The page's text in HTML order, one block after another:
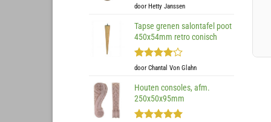
Gewaardeerd
door Hetty Janssen
Tapse grenen salontafel poot
450x54mm retro conisch
Gewaardeerd
door Chantal Von Glahn
Houten consoles, afm.
250x50x95mm